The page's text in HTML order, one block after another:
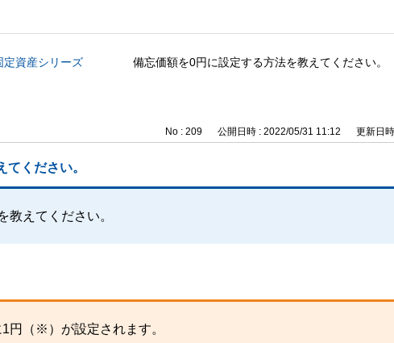
定資産シリーズ 備忘価額を0円に設定する方法を教えてください。
No : 209 公開日時 : 2022/05/31 11:12 更新日
ください。
教えてください。
円（※）が設定されます。